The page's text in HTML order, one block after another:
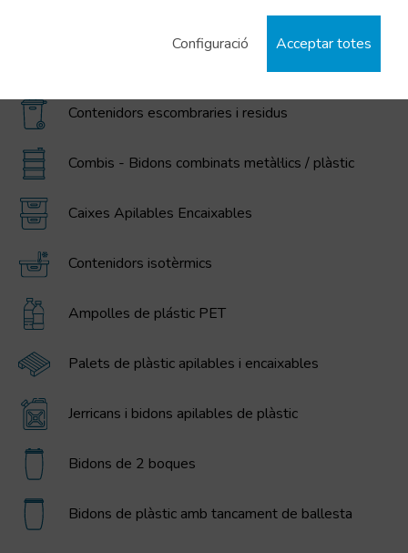
Contenidors escombraries i residus
Combis - Bidons combinats metàl·lics / plàstic
Caixes Apilables Encaixables
Contenidors isotèrmics
Ampolles de plástic PET
Palets de plàstic apilables i encaixables
Jerricans i bidons apilables de plàstic
Bidons de 2 boques
Bidons de plàstic amb tancament de ballesta
Acceptar totes
Configuració